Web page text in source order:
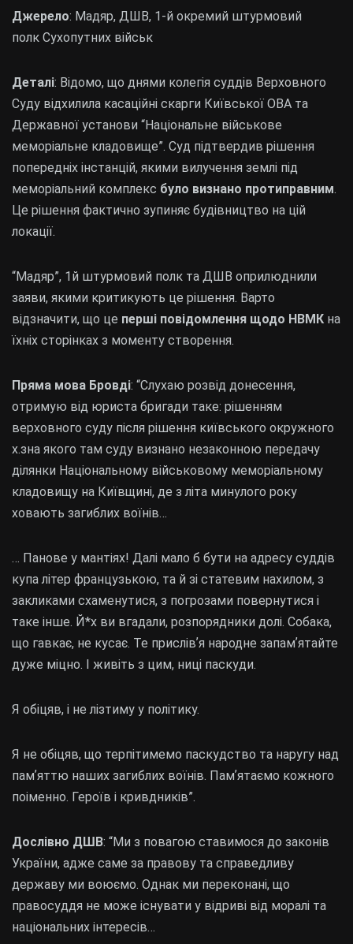
Джерело: Мадяр, ДШВ, 1-й окремий штурмовий
полк Сухопутних військ
Деталі: Відомо, що днями колегія суддів Верховного
Суду відхилила касаційні скарги Київської ОВА та
Державної установи “Національне військове
меморіальне кладовище”. Суд підтвердив рішення
попередніх інстанцій, якими вилучення землі під
меморіальний комплекс було визнано протиправним.
Це рішення фактично зупиняє будівництво на цій
локації.
“Мадяр”, 1й штурмовий полк та ДШВ оприлюднили
заяви, якими критикують це рішення. Варто
відзначити, що це перші повідомлення щодо НВМК на
їхніх сторінках з моменту створення.
Пряма мова Бровді: “Слухаю розвід донесення,
отримую від юриста бригади таке: рішенням
верховного суду після рішення київського окружного
х.зна якого там суду визнано незаконною передачу
ділянки Національному військовому меморіальному
кладовищу на Київщині, де з літа минулого року
ховають загиблих воїнів…
… Панове у мантіях! Далі мало б бути на адресу суддів
купа літер французькою, та й зі статевим нахилом, з
закликами схаменутися, з погрозами повернутися і
таке інше. Й*х ви вгадали, розпорядники долі. Собака,
що гавкає, не кусає. Те прислівʼя народне запамʼятайте
дуже міцно. І живіть з цим, ниці паскуди.
Я обіцяв, і не лізтиму у політику.
Я не обіцяв, що терпітимемо паскудство та наругу над
памʼяттю наших загиблих воїнів. Памʼятаємо кожного
поіменно. Героїв і кривдників”.
Дослівно ДШВ: “Ми з повагою ставимося до законів
України, адже саме за правову та справедливу
державу ми воюємо. Однак ми переконані, що
правосуддя не може існувати у відриві від моралі та
національних інтересів…